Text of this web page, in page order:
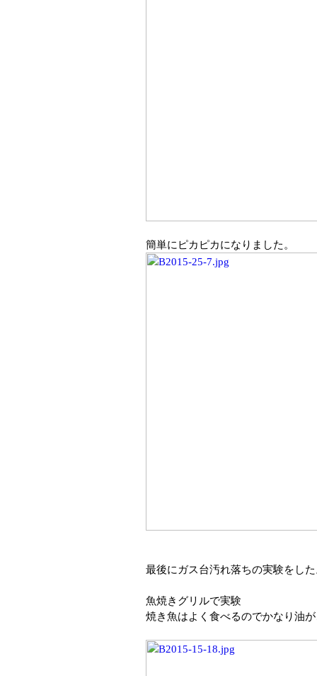
簡単にピカピカになりました。
最後にガス台汚れ落ちの実験をし
魚焼きグリルで実験
焼き魚はよく食べるのでかなり油